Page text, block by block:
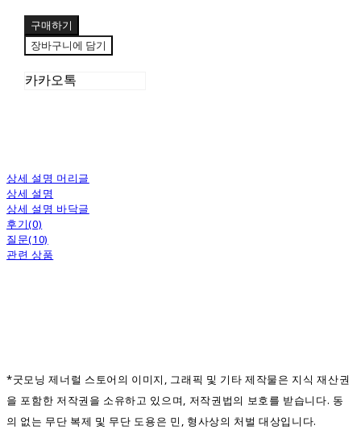
구매하기
장바구니에 담기
카카오톡
상세 설명 머리글
상세 설명
상세 설명 바닥글
후기(0)
질문(10)
관련 상품
*굿모닝 제너럴 스토어의 이미지, 그래픽 및 기타 제작물은 지식 재산권
을 포함한 저작권을 소유하고 있으며, 저작권법의 보호를 받습니다. 동
의 없는 무단 복제 및 무단 도용은 민, 형사상의 처벌 대상입니다.